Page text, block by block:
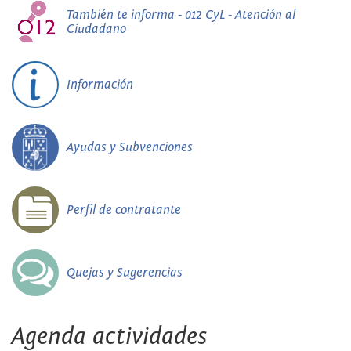
También te informa - 012 CyL - Atención al
Ciudadano
Información
Ayudas y Subvenciones
Perfil de contratante
Quejas y Sugerencias
Agenda actividades